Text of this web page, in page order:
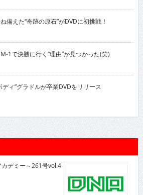
えた“奇跡の原石”がDVDに初挑戦！
1で決勝に行く“理由”が見つかった(笑)
ィ”グラドルが卒業DVDをリリース
デミー～261号vol.4